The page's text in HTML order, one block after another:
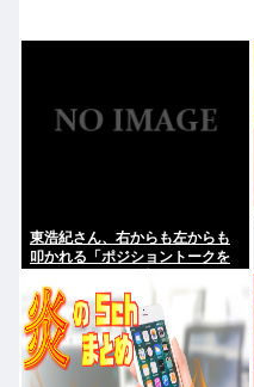
東浩紀さん、右からも左からも
叩かれる「ポジショントークを
擁護されるwww